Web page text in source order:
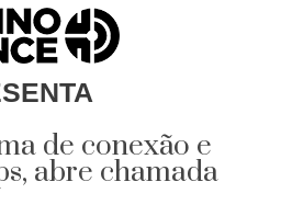
de conexão e
abre chamada